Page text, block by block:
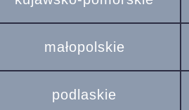
małopolskie
podlaskie